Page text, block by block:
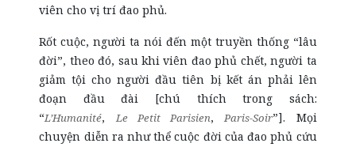
viên cho vị trí đao phủ.
Rốt cuộc, người ta nói đến một truyền thống “lâu
đời”, theo đó, sau khi viên đao phủ chết, người ta
giảm tội cho người đầu tiên bị kết án phải lên
đoạn đầu đài [chú thích trong sách:
“L’Humanité, Le Petit Parisien,Paris-Soir”]. Mọi
chuyện diễn ra như thể cuộc đời của đao phủ cứu